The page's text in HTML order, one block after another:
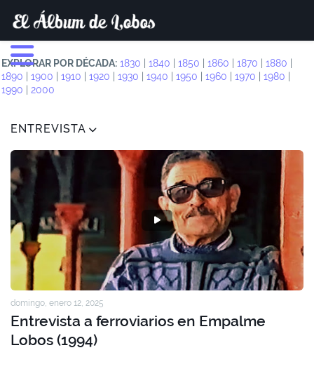
EXPLORAR POR DÉCADA: 1830 1840 1850 1860 1870 1880
1890
1900 1910 1920 1930 1940 1950 1960 1970 1980
1990
2000
ENTREVISTA
domingo, enero 12, 2025
Entrevista a ferroviarios en Empalme
Lobos (1994)